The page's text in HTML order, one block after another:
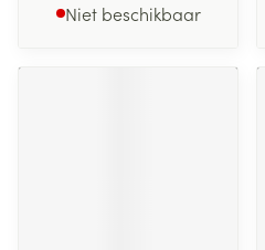
Niet beschikbaar